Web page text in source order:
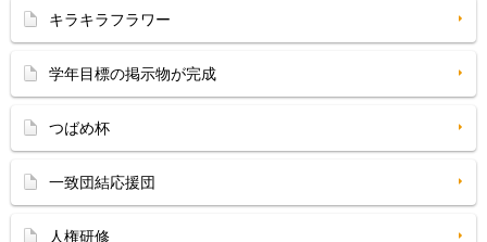
キラキラフラワー
学年目標の掲示物が完成
つばめ杯
一致団結応援団
人権研修